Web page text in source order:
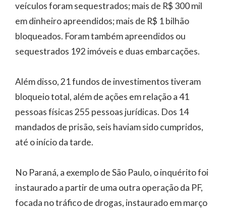
veículos foram sequestrados; mais de R$ 300 mil
em dinheiro apreendidos; mais de R$ 1 bilhão
bloqueados. Foram também apreendidos ou
sequestrados 192 imóveis e duas embarcações.
Além disso, 21 fundos de investimentos tiveram
bloqueio total, além de ações em relação a 41
pessoas físicas 255 pessoas jurídicas. Dos 14
mandados de prisão, seis haviam sido cumpridos,
até o início da tarde.
No Paraná, a exemplo de São Paulo, o inquérito foi
instaurado a partir de uma outra operação da PF,
focada no tráfico de drogas, instaurado em março